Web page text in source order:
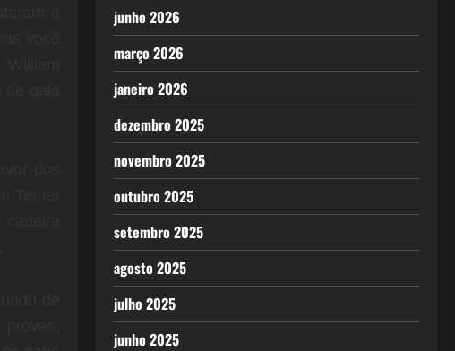
junho 2026
março 2026
janeiro 2026
dezembro 2025
novembro 2025
outubro 2025
setembro 2025
agosto 2025
julho 2025
junho 2025